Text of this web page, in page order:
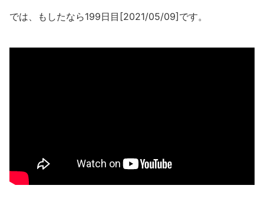
では、もしたなら199日目[2021/05/09]です。